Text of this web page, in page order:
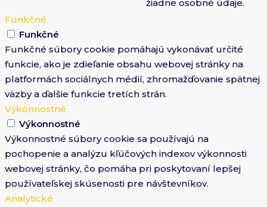
žiadne osobné údaje.
Funkčné
Funkčné
Funkčné súbory cookie pomáhajú vykonávať určité
funkcie, ako je zdieľanie obsahu webovej stránky na
platformách sociálnych médií, zhromažďovanie spätnej
väzby a ďalšie funkcie tretích strán.
Výkonnostné
Výkonnostné
Výkonnostné súbory cookie sa používajú na
pochopenie a analýzu kľúčových indexov výkonnosti
webovej stránky, čo pomáha pri poskytovaní lepšej
používateľskej skúsenosti pre návštevníkov.
Analytické